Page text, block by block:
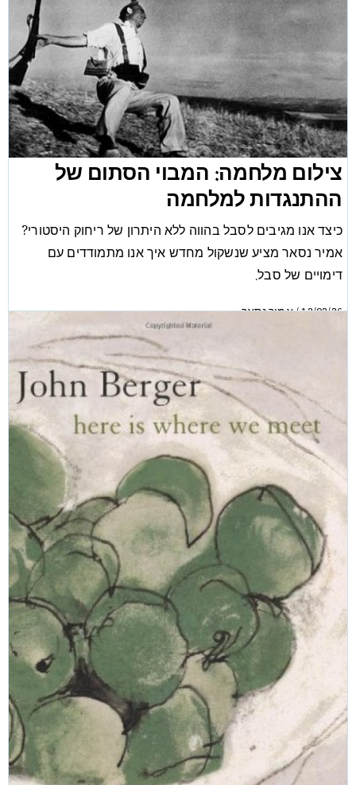
צילום מלחמה: המבוי הסתום של
ההתנגדות למלחמה
כיצד אנו מגיבים לסבל בהווה ללא היתרון של ריחוק היסטורי?
אמיר נסאר מציע שנשקול מחדש איך אנו מתמודדים עם
דימויים של סבל.
12/02/26
/אמיר נסאר